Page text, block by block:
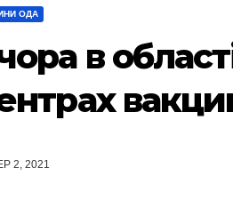
ОДА
в
2, 2021